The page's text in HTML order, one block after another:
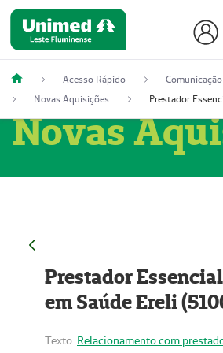
Acesso Rápido
Comunicação
Novas Aquisições
Novas
Prestador
em Saúde Ereli
Texto: Relacionamento com